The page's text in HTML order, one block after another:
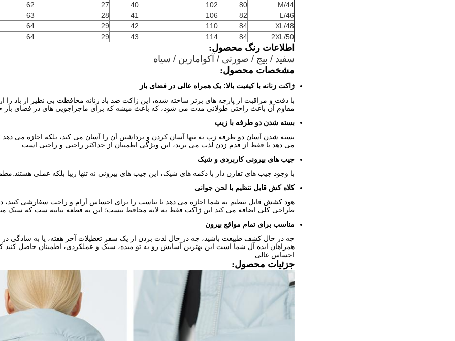
M/44
80
102
40
27
62
L/46
82
106
41
28
63
XL/48
84
110
42
29
64
2XL/50
84
114
43
29
64
اطلاعات رنگ محصول:
سفید / بیج / صورتی / آکوامارین / سیاه
مشخصات محصول:
ژاکت زنانه با کیفیت بالا: یک همراه عالی در فضای باز
با دقت و مراقبت از پارچه های برتر ساخته شده، این ژاکت ضد باد زنانه محافظت بی نظیر از باد
مقاوم آن باعث راحتی طولانی مدت می شود، که باعث میشه که برای ماجراجویی های در فضای باز
بسته شدن دو طرفه با زیپ
بسته شدن آسان دو طرفه زپ نه تنها آسان کردن و برداشتن آن را آسان می کند، بلکه اجازه می
می دهد.یا فقط از قدم زدن لذت می برید، این ویژگی اطمینان از حداکثر راحتی و راحتی است.
جیب های بیرونی کاربردی و شیک
با وجود جیب های تقارن دار با دکمه های شیک، این جیب های بیرونی نه تنها زیبا بلکه عملی
کلاه کش قابل تنظیم با لحن جوانی
هود کشش قابل تنظیم به شما اجازه می دهد تا تناسب را برای احساس آرام و راحت سفارشی
طراحی کلی اضافه می کند.اين ژاکت فقط يه لايه محافظ نيست؛ اين يه قطعه بيانيه ست که سبک
مناسب برای تمام مواقع بیرون
چه در حال کشف طبیعت باشید، چه در حال لذت بردن از یک سفر تعطیلات آخر هفته، یا به سادگی در
همراهان ایده آل شما است.اين بهترين آسايش رو به تو ميده، سبک و عملکردی، اطمینان حاصل
احساس عالی.
جزئیات محصول: